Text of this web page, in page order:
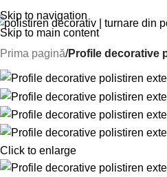
Skip to navigation
Skip to main content
Prima pagină Profile decorative
Click to enlarge